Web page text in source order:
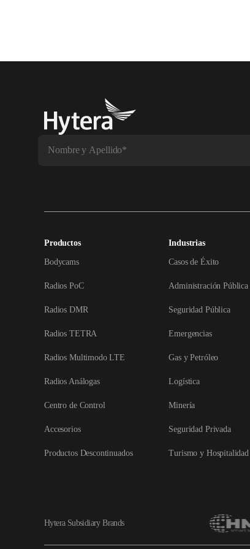
Productos
Bodycams
Radios PoC
Radios DMR
Radios TETRA
Radios Multimodo LTE
Radios Análogas
Centro de Control
Accesorios
Productos Descontinuados
Industrias
Casos de Éxito
Administración Pública
Seguridad Pública
Emergencias
Gas y Petróleo
Logística
Minería
Seguridad Privada
Turismo y Hospitalidad
Hytera Subsidiary Brands